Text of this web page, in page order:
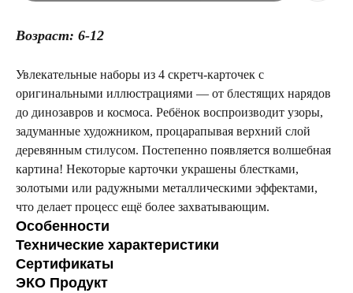
Возраст: 6-12
Увлекательные наборы из 4 скретч-карточек с
оригинальными иллюстрациями — от блестящих нарядов
до динозавров и космоса. Ребёнок воспроизводит узоры,
задуманные художником, процарапывая верхний слой
деревянным стилусом. Постепенно появляется волшебная
картина! Некоторые карточки украшены блестками,
золотыми или радужными металлическими эффектами,
что делает процесс ещё более захватывающим.
Особенности
Технические характеристики
Сертификаты
ЭКО Продукт